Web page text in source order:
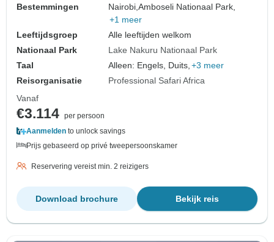
Bestemmingen
Nairobi,Amboseli Nationaal Park,
+1 meer
Leeftijdsgroep
Alle leeftijden welkom
Nationaal Park
Lake Nakuru Nationaal Park
Taal
Alleen: Engels, Duits, +3 meer
Reisorganisatie
Professional Safari Africa
Vanaf
€3.114 per persoon
Aanmelden to unlock savings
Prijs gebaseerd op privé tweepersoonskamer
Reservering vereist min. 2 reizigers
Bekijk reis
Download brochure